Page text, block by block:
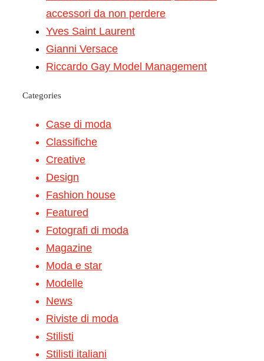
accessori da non perdere
Yves Saint Laurent
Gianni Versace
Riccardo Gay Model Management
Categories
Case di moda
Classifiche
Creative
Design
Fashion house
Featured
Fotografi di moda
Magazine
Moda e star
Modelle
News
Riviste di moda
Stilisti
Stilisti italiani